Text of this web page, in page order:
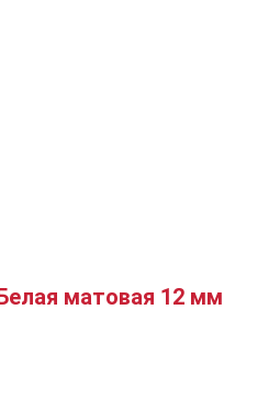
матовая 12 мм